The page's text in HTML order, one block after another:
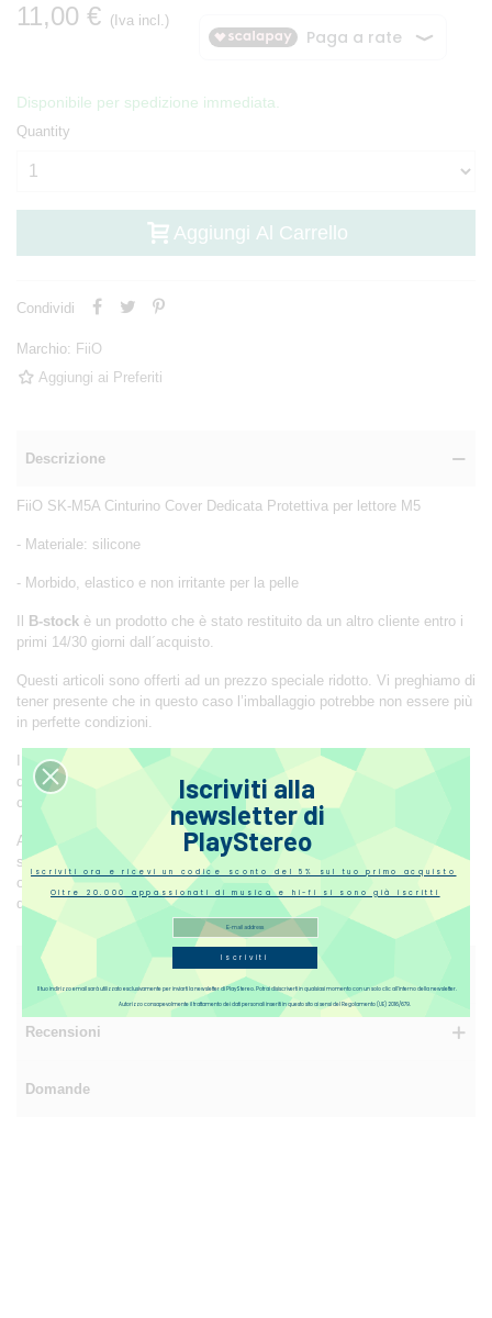
11,00 € (Iva incl.)
Disponibile per spedizione immediata.
Quantity
Aggiungi Al Carrello
Condividi
Marchio: FiiO
Aggiungi ai Preferiti
Descrizione
FiiO SK-M5A Cinturino Cover Dedicata Protettiva per lettore M5
- Materiale: silicone
- Morbido, elastico e non irritante per la pelle
B-stock è un prodotto che è stato restituito da un altro cliente entro i
primi 14/30 giorni dall´acquisto.
Questi articoli sono offerti ad un prezzo speciale ridotto. Vi preghiamo di
tener presente che in questo caso l’imballaggio potrebbe non essere più
in perfette condizioni.
I prodotti B-stock sono perfettamente funzionanti e vengono controllati
dai nostri specialisti prima di essere catalogati come tali. Essi sono
coperti dalla garanzia di 2 anni come qualsiasi altro prodotto nuovo.
Attenzione: queste offerte sono limitate e spesso si limitano ad una
sola unità. La disponibilità non è dunque garantita. Eventuali
osservazioni sul prodotto verranno indicate all’inizio della descrizione
dell'articolo.
Designer
Recensioni
Domande
Iscriviti alla
newsletter di
PlayStereo
Iscriviti ora e ricevi un codice sconto del 5% sul tuo primo acquisto
Oltre 20.000 appassionati di musica e hi-fi si sono già iscritti
Iscriviti
Autorizzo consapevolmente il trattamento dei dati personali inseriti in questo sito ai sensi del Regolamento (UE) 2016/679.
Il tuo indirizzo email sarà utilizzato esclusivamente per inviarti la newsletter di PlayStereo. Potrai disiscriverti in qualsiasi momento con un solo clic all’interno della newsletter.